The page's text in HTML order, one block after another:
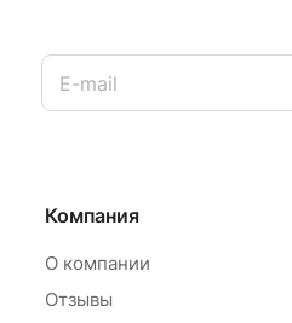
Компания
О компании
Отзывы